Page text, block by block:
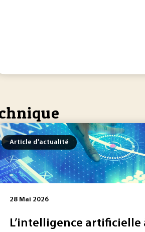
Article d'actualité
28 Mai 2026
L’intelligence artificielle